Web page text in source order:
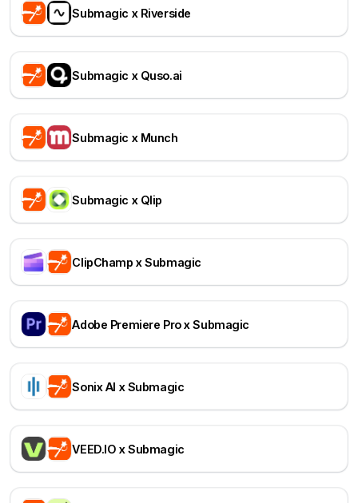
Submagic x Riverside
Submagic x Quso.ai
Submagic x Munch
Submagic x Qlip
ClipChamp x Submagic
Adobe Premiere Pro x Submagic
Sonix AI x Submagic
VEED.IO x Submagic